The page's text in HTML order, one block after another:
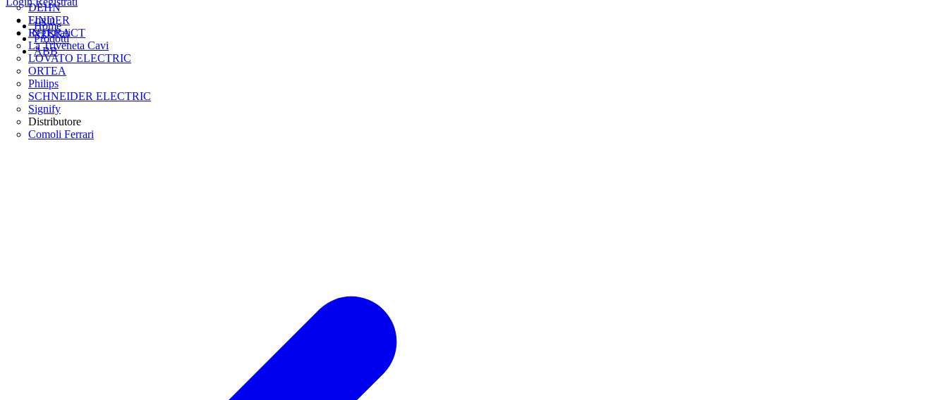
DEHN
FINDER
INTERACT
La Triveneta Cavi
LOVATO ELECTRIC
ORTEA
Philips
SCHNEIDER ELECTRIC
Signify
Distributore
Comoli Ferrari
Login
Registrati
Home
Prodotti
ABB